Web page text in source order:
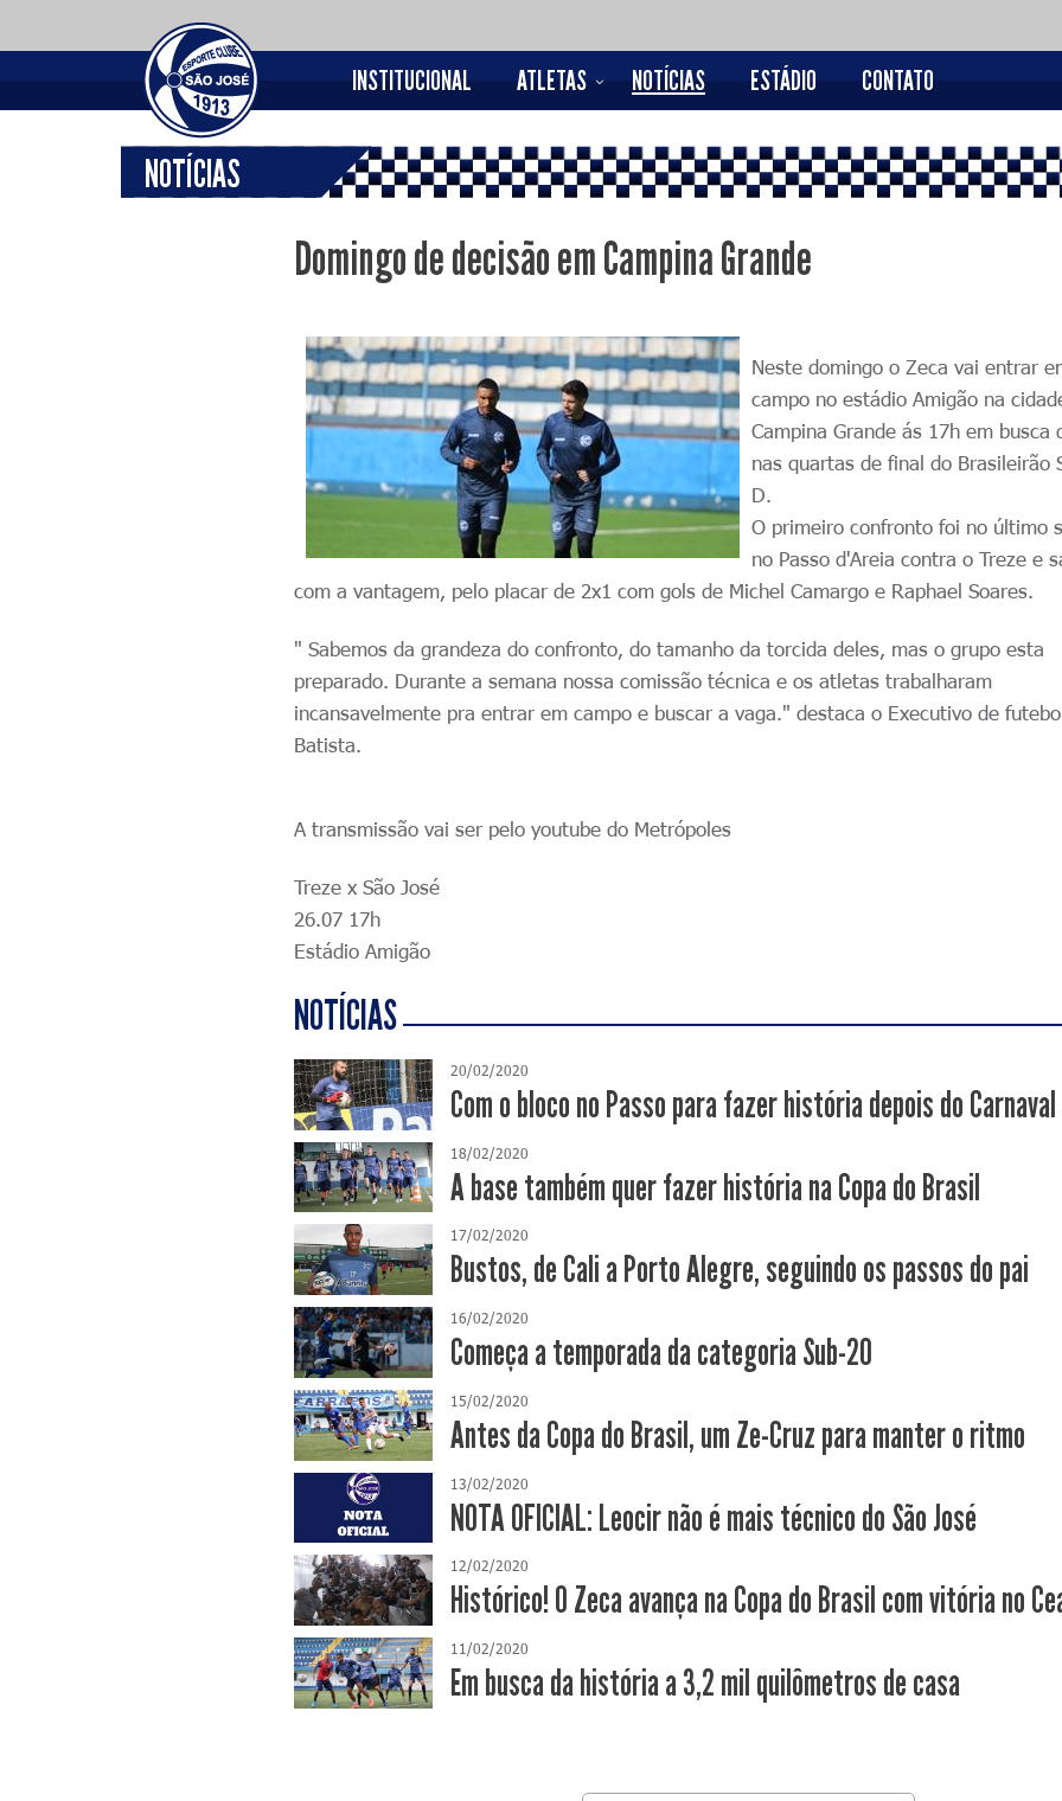
INSTITUCIONAL ATLETAS NOTÍCIAS ESTÁDIO CONTATO
NOTÍCIAS
Domingo de decisão em Campina Grande
Neste domingo o Zeca vai entrar
campo no estádio Amigão na
Campina Grande ás 17h em busca
nas quartas de final do Brasileirão
D.
O primeiro confronto foi no último
no Passo d'Areia contra o Treze e
com a vantagem, pelo placar de 2x1 com gols de Michel Camargo e Raphael Soares.
" Sabemos da grandeza do confronto, do tamanho da torcida deles, mas o grupo esta
preparado. Durante a semana nossa comissão técnica e os atletas trabalharam
incansavelmente pra entrar em campo e buscar a vaga." destaca o Executivo de
Batista.
A transmissão vai ser pelo youtube do Metrópoles
Treze x São José
26.07 17h
Estádio Amigão
NOTÍCIAS
20/02/2020
Com o bloco no Passo para fazer história depois do Carnaval
18/02/2020
A base também quer fazer história na Copa do Brasil
17/02/2020
Bustos, de Cali a Porto Alegre, seguindo os passos do pai
16/02/2020
Começa a temporada da categoria Sub-20
15/02/2020
Antes da Copa do Brasil, um Ze-Cruz para manter o ritmo
13/02/2020
NOTA OFICIAL: Leocir não é mais técnico do São José
12/02/2020
Histórico! O Zeca avança na Copa do Brasil com vitória no
11/02/2020
Em busca da história a 3,2 mil quilômetros de casa